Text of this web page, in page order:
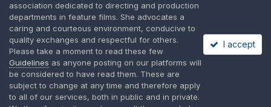
Language Privacy Policy Contact Us Cookies
A place to share suggested by ARAssocies.com
association dedicated to directing and production
departments in feature films. She advocates a
caring and courteous environment, conducive to
quality exchanges and respectful for others.
Please take a moment to read these few
Guidelines as anyone posting on our platforms will
be considered to have read them. These are
subject to change at any time and therefore apply
to all of our services, both in public and in private.
I accept